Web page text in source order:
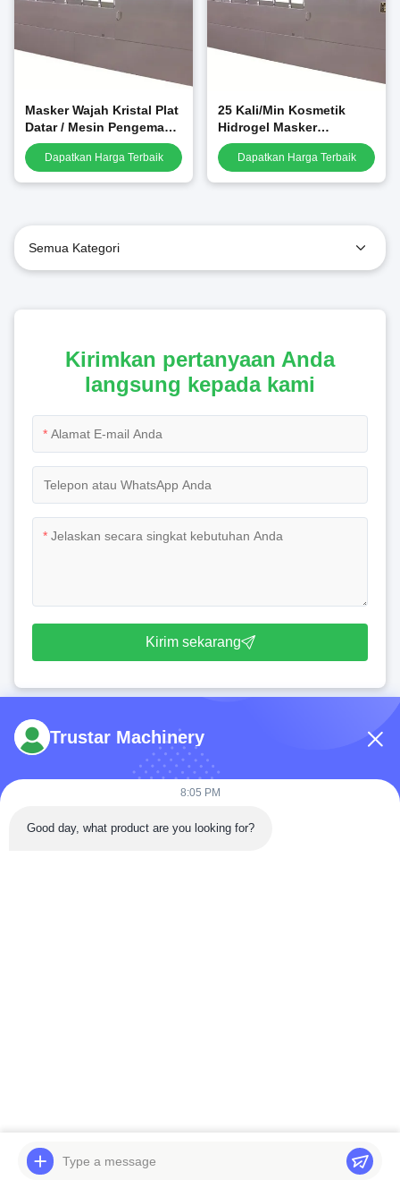
Masker Wajah Kristal Plat
Datar / Mesin Pengemas
Blister Patch Mata 25 Kali
/ MenitDapatkan Harga Terbaik
25 Kali/Min Kosmetik
Hidrogel Masker
Wajah/Masker Blister
Membuat Mesin GMP
Dapatkan Harga Terbaik
Semua Kategori
Kirimkan pertanyaan Anda
langsung kepada kami
*
*
Kirim sekarang
Telp: 86-180-5882-0351
Semua Hak Dilindungi Undang-undang.
Trustar Machinery
8:05 PM
Good day, what product are you looking for?